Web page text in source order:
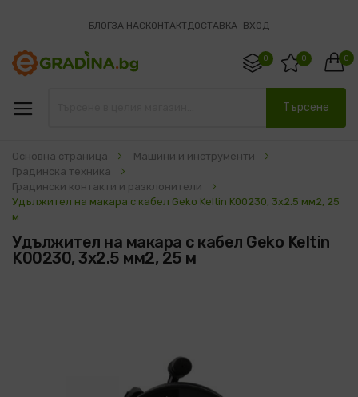
БЛОГЗА НАСКОНТАКТДОСТАВКА ВХОД
0
0 0
Търсене
Основна страница
Машини и инструменти
Градинска техника
Градински контакти и разклонители
Удължител на макара с кабел Geko Keltin K00230, 3x2.5 мм2, 25
м
Удължител на макара с кабел Geko Keltin
K00230, 3x2.5 мм2, 25 м